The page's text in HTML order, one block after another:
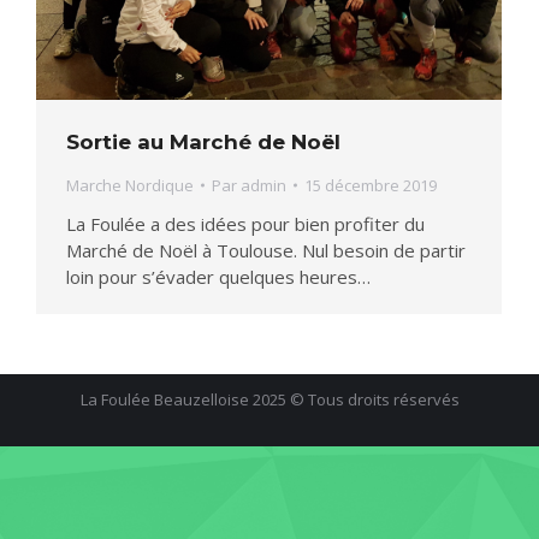
Sortie au Marché de Noël
Marche Nordique Par admin 15 décembre 2019
La Foulée a des idées pour bien profiter du
Marché de Noël à Toulouse. Nul besoin de partir
loin pour s’évader quelques heures…
La Foulée Beauzelloise 2025 © Tous droits réservés